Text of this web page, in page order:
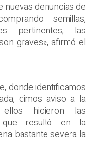
nuevas denuncias de
semillas,
pertinentes, las
graves», afirmó el
donde identificamos
dimos aviso a la
hicieron las
que resultó en la
bastante severa la